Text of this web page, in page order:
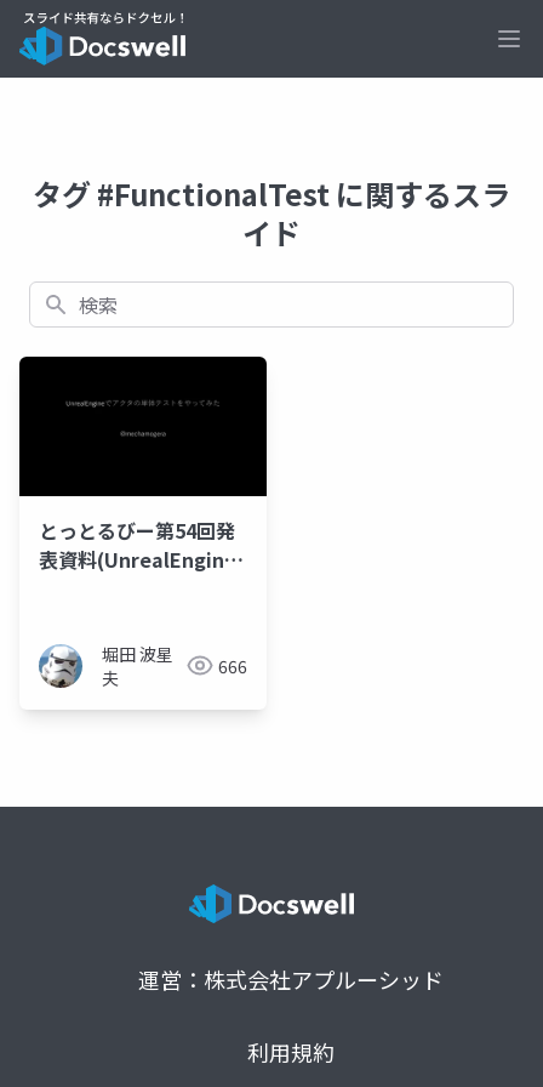
タグ #FunctionalTest に関するスラ
イド
検索
とっとるびー第54回発
表資料(UnrealEngine
堀田 波星
夫
666
運営：株式会社アプルーシッド
利用規約